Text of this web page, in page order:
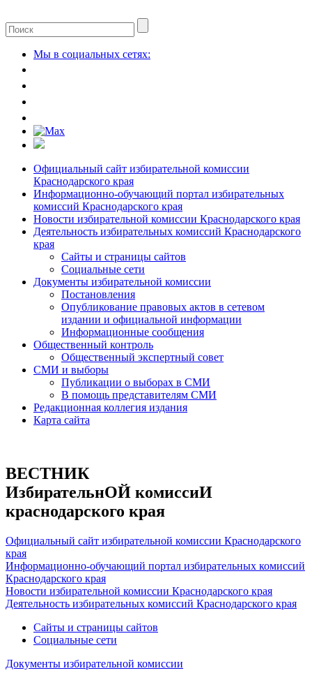
Мы в социальных сетях:
Официальный сайт избирательной комиссии
Краснодарского края
Информационно-обучающий портал избирательных
комиссий Краснодарского края
Новости избирательной комиссии Краснодарского края
Деятельность избирательных комиссий Краснодарского
края
Сайты и страницы сайтов
Социальные сети
Документы избирательной комиссии
Постановления
Опубликование правовых актов в сетевом
издании и официальной информации
Информационные сообщения
Общественный контроль
Общественный экспертный совет
СМИ и выборы
Публикации о выборах в СМИ
В помощь представителям СМИ
Редакционная коллегия издания
Карта сайта
ВЕСТНИК
ИзбирательнОЙ комиссиИ
краснодарского края
Официальный сайт избирательной комиссии Краснодарского
края
Информационно-обучающий портал избирательных комиссий
Краснодарского края
Новости избирательной комиссии Краснодарского края
Деятельность избирательных комиссий Краснодарского края
Сайты и страницы сайтов
Социальные сети
Документы избирательной комиссии